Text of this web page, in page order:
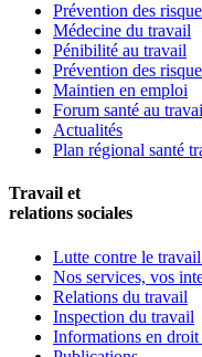
Prévention des
Médecine du travail
Pénibilité au travail
Prévention des
Maintien en emploi
Forum santé au
Actualités
Plan régional santé
Travail et
relations sociales
Lutte contre le
Nos services, vos
Relations du travail
Inspection du travail
Informations en